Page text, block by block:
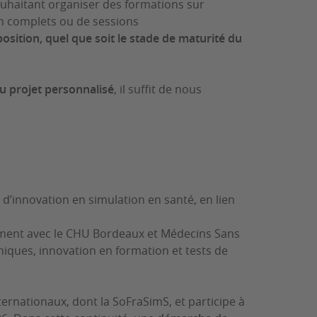
organiser des formations sur
complets ou de sessions
quel que soit le stade de maturité du
projet personnalisé, il suffit de nous
en simulation en santé, en lien
avec le CHU Bordeaux et Médecins Sans
innovation en formation et tests de
dont la SoFraSimS, et participe à